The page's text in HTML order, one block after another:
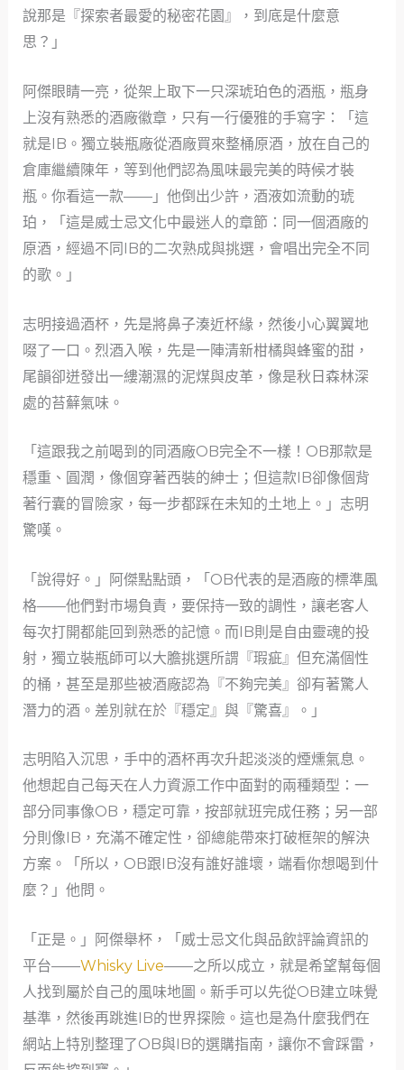
說那是『探索者最愛的秘密花園』，到底是什麼意
思？」
阿傑眼睛一亮，從架上取下一只深琥珀色的酒瓶，瓶身
上沒有熟悉的酒廠徽章，只有一行優雅的手寫字：「這
就是IB。獨立裝瓶廠從酒廠買來整桶原酒，放在自己的
倉庫繼續陳年，等到他們認為風味最完美的時候才裝
瓶。你看這一款——」他倒出少許，酒液如流動的琥
珀，「這是威士忌文化中最迷人的章節：同一個酒廠的
原酒，經過不同IB的二次熟成與挑選，會唱出完全不同
的歌。」
志明接過酒杯，先是將鼻子湊近杯緣，然後小心翼翼地
啜了一口。烈酒入喉，先是一陣清新柑橘與蜂蜜的甜，
尾韻卻迸發出一縷潮濕的泥煤與皮革，像是秋日森林深
處的苔蘚氣味。
「這跟我之前喝到的同酒廠OB完全不一樣！OB那款是
穩重、圓潤，像個穿著西裝的紳士；但這款IB卻像個背
著行囊的冒險家，每一步都踩在未知的土地上。」志明
驚嘆。
「說得好。」阿傑點點頭，「OB代表的是酒廠的標準風
格——他們對市場負責，要保持一致的調性，讓老客人
每次打開都能回到熟悉的記憶。而IB則是自由靈魂的投
射，獨立裝瓶師可以大膽挑選所謂『瑕疵』但充滿個性
的桶，甚至是那些被酒廠認為『不夠完美』卻有著驚人
潛力的酒。差別就在於『穩定』與『驚喜』。」
志明陷入沉思，手中的酒杯再次升起淡淡的煙燻氣息。
他想起自己每天在人力資源工作中面對的兩種類型：一
部分同事像OB，穩定可靠，按部就班完成任務；另一部
分則像IB，充滿不確定性，卻總能帶來打破框架的解決
方案。「所以，OB跟IB沒有誰好誰壞，端看你想喝到什
麼？」他問。
「正是。」阿傑舉杯，「威士忌文化與品飲評論資訊的
平台——Whisky Live——之所以成立，就是希望幫每個
人找到屬於自己的風味地圖。新手可以先從OB建立味覺
基準，然後再跳進IB的世界探險。這也是為什麼我們在
網站上特別整理了OB與IB的選購指南，讓你不會踩雷，